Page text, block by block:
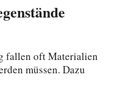
fallen oft Materialien
müssen. Dazu